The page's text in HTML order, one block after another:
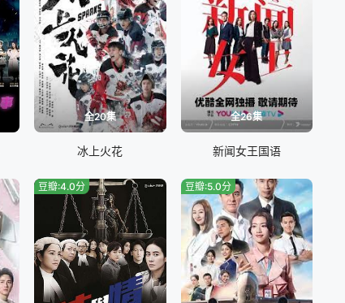
全20集
冰上火花
全26集
新闻女王国语
豆瓣:4.0分 豆瓣:5.0分